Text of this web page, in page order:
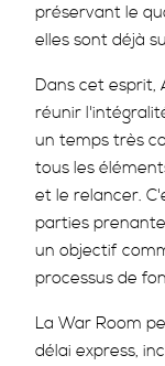
préservant le
elles sont déjà
Dans cet esprit,
réunir
un temps très
tous les
et le relancer.
parties
un objectif
processus de
La War Room
délai express,